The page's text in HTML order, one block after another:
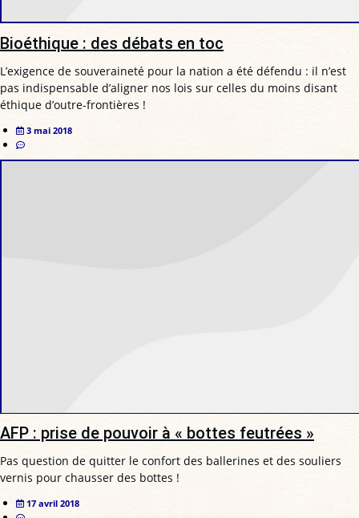
Bioéthique : des débats en toc
L’exigence de souveraineté pour la nation a été défendu : il n’est
pas indispensable d’aligner nos lois sur celles du moins disant
éthique d’outre-frontières !
3 mai 2018
AFP : prise de pouvoir à « bottes feutrées »
Pas question de quitter le confort des ballerines et des souliers
vernis pour chausser des bottes !
17 avril 2018